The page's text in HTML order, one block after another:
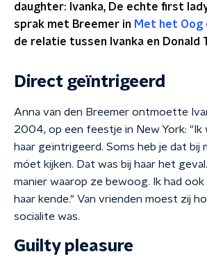
daughter: Ivanka, De echte first
sprak met Breemer in Met het Oog
de relatie tussen Ivanka en Donald
Direct geïntrigeerd
Anna van den Breemer ontmoette
2004, op een feestje in New York: "Ik
haar geïntrigeerd. Soms heb je dat bij
móet kijken. Dat was bij haar het
manier waarop ze bewoog. Ik had
haar kende." Van vrienden moest zij
socialite was.
Guilty pleasure